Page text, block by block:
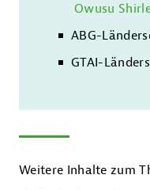
Owusu
ABG-
GTAI-
Weitere Inhalte zum
Kontakt